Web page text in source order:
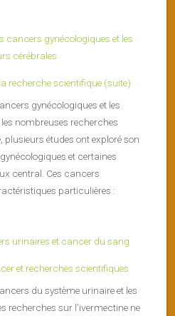
recherche scientifique (suite)
gynécologiques et les
nombreuses recherches
plusieurs études ont exploré son
et certaines
central. Ces cancers
particulières :
et recherches scientifiques
du système urinaire et les
recherches sur l’ivermectine ne